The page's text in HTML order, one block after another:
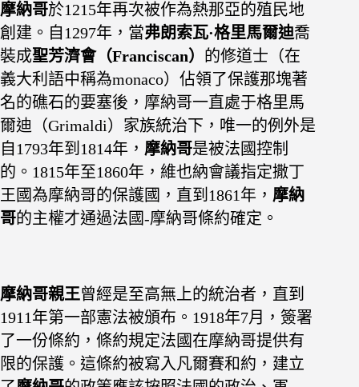
摩納哥於1215年再次被作為熱那亞的殖民地
創建。自1297年，當弗朗索瓦·格里馬爾迪喬
裝成聖芳濟會（Franciscan） 的修道士（在
義大利語中稱為monaco）佔領了保護那塊著
名的礁石的要塞後，摩納哥一直處于格里馬
爾迪（Grimaldi）家族統治下，唯一的例外是
自1793年到1814年， 摩納哥是被法國控制
的。1815年至1860年，維也納會議指定撒丁
王國為摩納哥的保護國，直到1861年， 摩納
哥的主權才通過法國-摩納哥條約確定。
摩納哥親王曾經是至高無上的統治者，直到
1911年第一部憲法被頒布。1918年7月，簽署
了一份條約，條約規定法國在摩納哥提供有
限的保護。這條約被寫入凡爾賽和約，建立